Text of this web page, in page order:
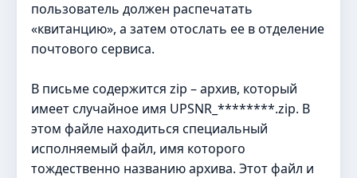
пользователь должен распечатать
«квитанцию», а затем отослать ее в отделение
почтового сервиса.
В письме содержится zip – архив, который
имеет случайное имя UPSNR_********.zip. В
этом файле находиться специальный
исполняемый файл, имя которого
тождественно названию архива. Этот файл и